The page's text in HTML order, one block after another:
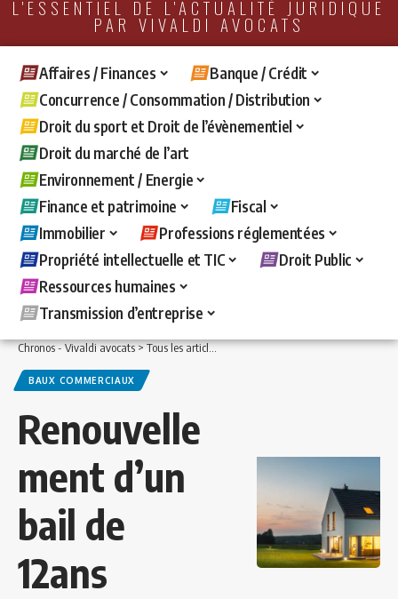
L'ESSENTIEL DE L'ACTUALITÉ JURIDIQUE
PAR VIVALDI AVOCATS
Affaires / Finances
Banque / Crédit
Concurrence / Consommation / Distribution
Droit du sport et Droit de l’évènementiel
Droit du marché de l’art
Environnement / Energie
Finance et patrimoine
Fiscal
Immobilier
Professions réglementées
Propriété intellectuelle et TIC
Droit Public
Ressources humaines
Transmission d’entreprise
Chronos - Vivaldi avocats>Tous les articles >Immobilier>Baux commerciaux>
BAUX COMMERCIAUX
Renouvelle
ment d’un
bail de
12ans